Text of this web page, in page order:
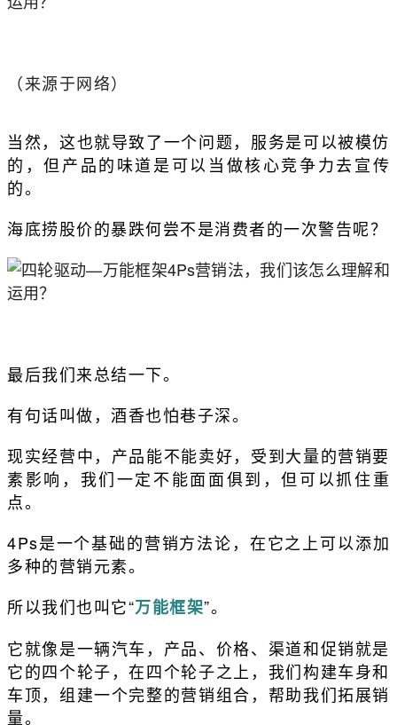
（来源于网络）
当然，这也就导致了一个问题，服务是可以被模仿
的，但产品的味道是可以当做核心竞争力去宣传
的。
海底捞股价的暴跌何尝不是消费者的一次警告呢？
最后我们来总结一下。
有句话叫做，酒香也怕巷子深。
现实经营中，产品能不能卖好，受到大量的营销要
素影响，我们一定不能面面俱到，但可以抓住重
点。
4Ps是一个基础的营销方法论，在它之上可以添加
多种的营销元素。
所以我们也叫它“万能框架”。
它就像是一辆汽车，产品、价格、渠道和促销就是
它的四个轮子，在四个轮子之上，我们构建车身和
车顶，组建一个完整的营销组合，帮助我们拓展销
量。